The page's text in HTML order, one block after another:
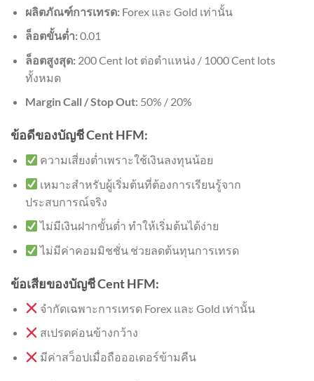
ผลิตภัณฑ์การเทรด:Forex และ Gold เท่านั้น
ล็อตขั้นต่ำ:0.01
ล็อตสูงสุด:200 Cent lot ต่อตำแหน่ง / 1000 Cent lots
ทั้งหมด
Margin Call / Stop Out:50% / 20%
ข้อดีของบัญชี Cent HFM:
ความเสี่ยงต่ำเพราะใช้เงินลงทุนน้อย
เหมาะสำหรับผู้เริ่มต้นที่ต้องการเรียนรู้จาก
ประสบการณ์จริง
ไม่มีเงินฝากขั้นต่ำ ทำให้เริ่มต้นได้ง่าย
ไม่มีค่าคอมมิชชั่น ช่วยลดต้นทุนการเทรด
ข้อเสียของบัญชี Cent HFM:
จำกัดเฉพาะการเทรด Forex และ Gold เท่านั้น
สเปรดค่อนข้างกว้าง
มีค่าสว็อปเมื่อถือออเดอร์ข้ามคืน